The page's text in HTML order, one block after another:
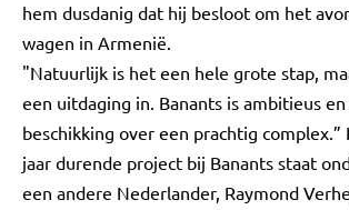
hem dusdanig dat hij besloot om het
wagen in Armenië.
"Natuurlijk is het een hele grote stap,
een uitdaging in. Banants is ambitieus
beschikking over een prachtig
jaar durende project bij Banants staat
een andere Nederlander, Raymond